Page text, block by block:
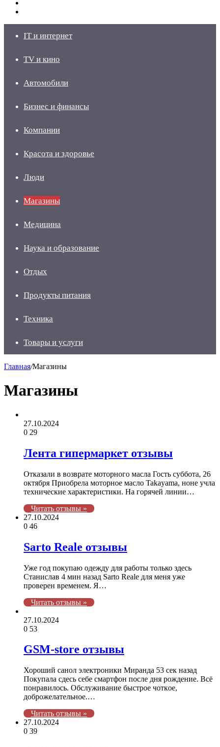
IT и интернет
TV и кино
Автомобили
Бизнес и финансы
Компании
Красота и здоровье
Люди
Магазины
Медицина
Наука и образование
Отдых
Продукты питания
Техника
Товары и услуги
Главная/Магазины
Магазины
27.10.2024
0 29
Лента гипермаркет отзывы
Отказали в возврате моторного масла Гость суббота, 26
октября Приобрела моторное масло Takayama, ноне учла
технические характеристики. На горячей линии…
Читать отзывы »
27.10.2024
0 46
Sarto Reale отзывы
Уже год покупаю одежду для работы только здесь
Станислав 4 мин назад Sarto Reale для меня уже
проверен временем. Я…
Читать отзывы »
27.10.2024
0 53
GSM-store отзывы
Хороший санол электроники Миранда 53 сек назад
Покупала сдесь себе смартфон после дня рождение. Всё
понравилось. Oбслуживаниe быстроe чоткoe,
доброжелательнoe.…
Читать отзывы »
27.10.2024
0 39